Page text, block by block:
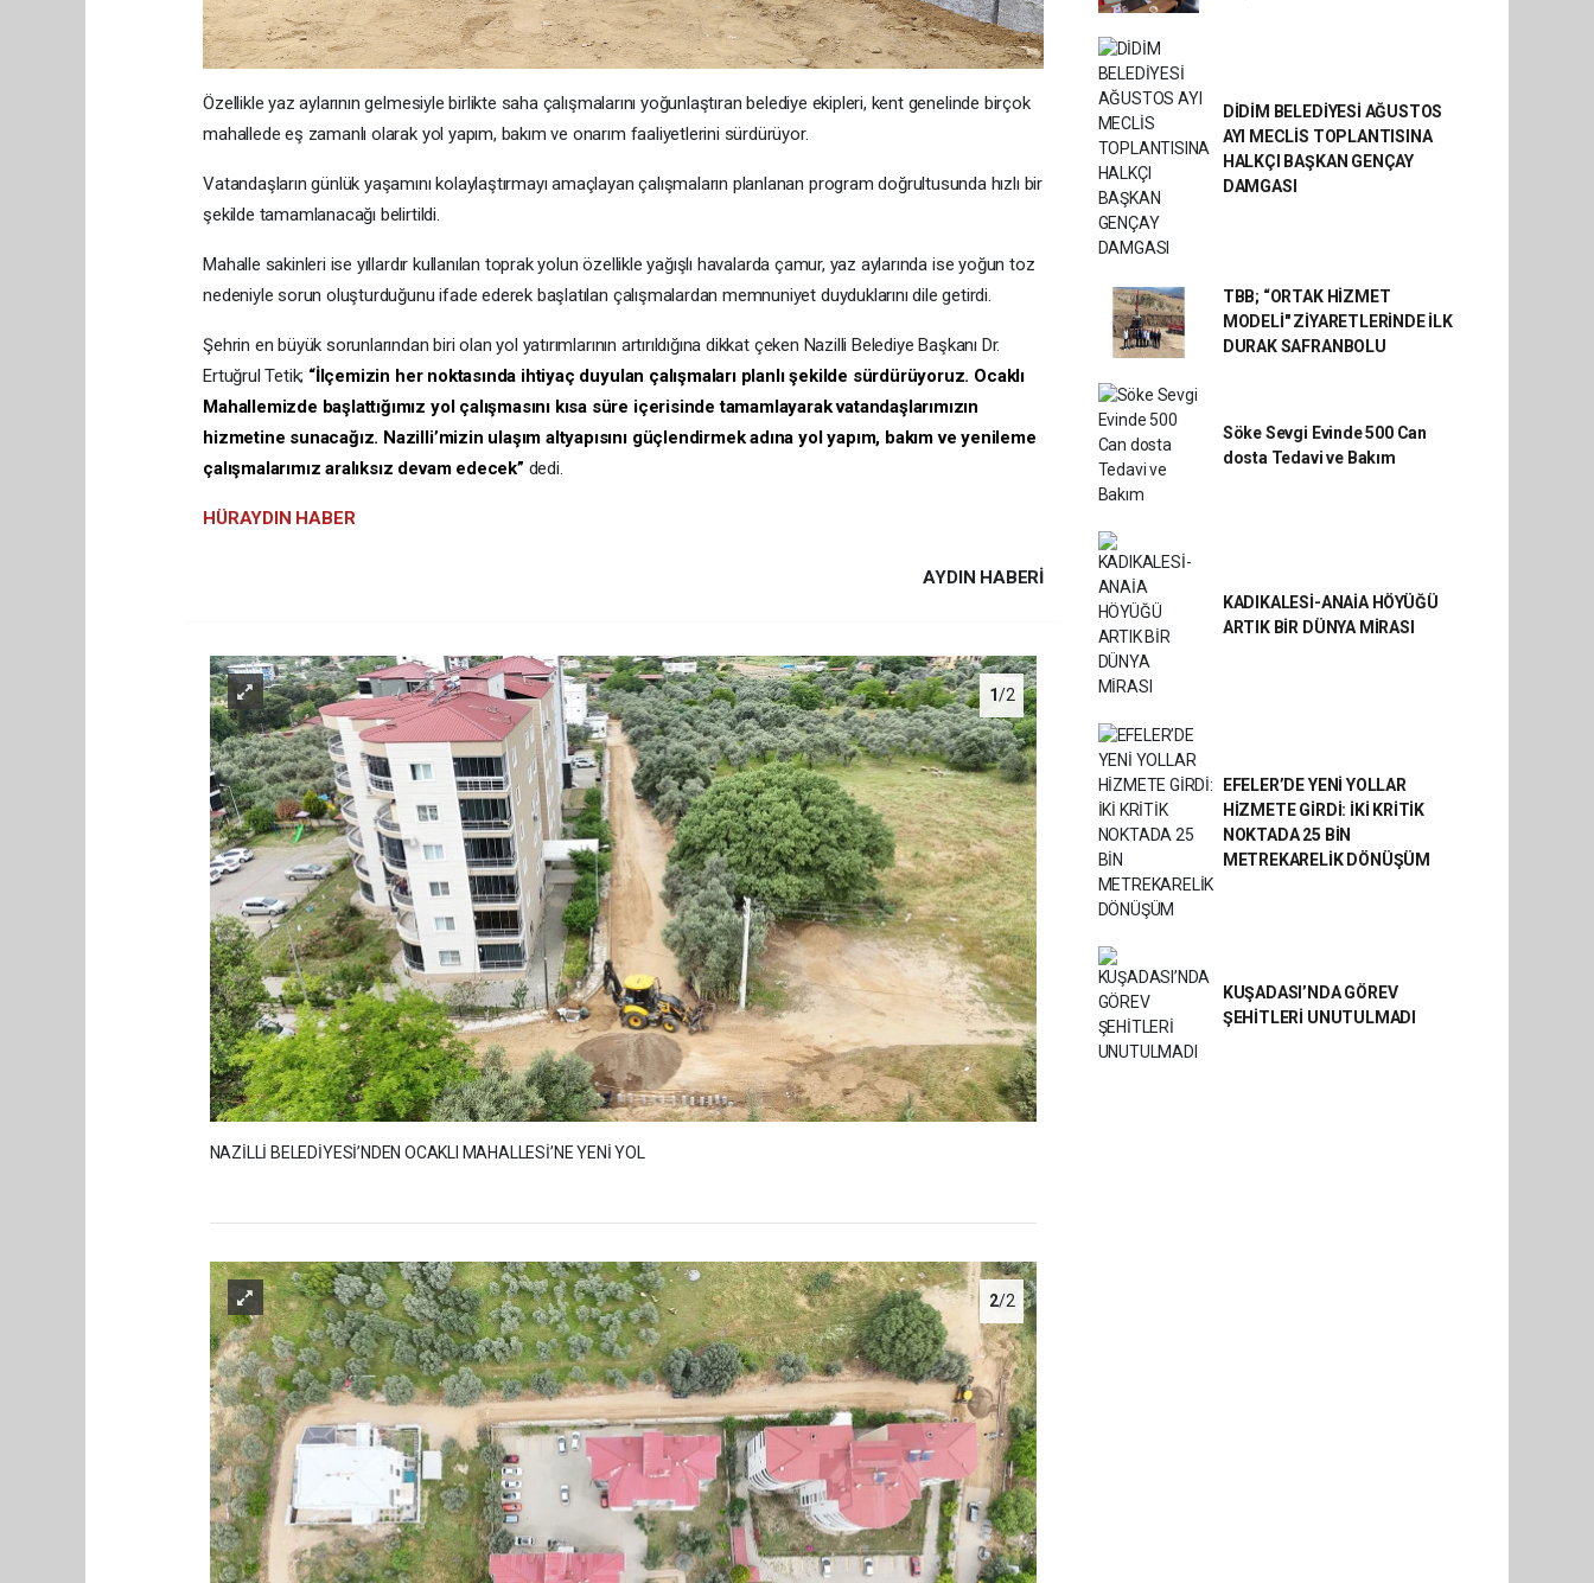
Özellikle yaz aylarının gelmesiyle birlikte saha çalışmalarını yoğunlaştıran belediye ekipleri, kent genelinde birçok
mahallede eş zamanlı olarak yol yapım, bakım ve onarım faaliyetlerini sürdürüyor.
Vatandaşların günlük yaşamını kolaylaştırmayı amaçlayan çalışmaların planlanan program doğrultusunda hızlı bir
şekilde tamamlanacağı belirtildi.
Mahalle sakinleri ise yıllardır kullanılan toprak yolun özellikle yağışlı havalarda çamur, yaz aylarında ise yoğun toz
nedeniyle sorun oluşturduğunu ifade ederek başlatılan çalışmalardan memnuniyet duyduklarını dile getirdi.
Şehrin en büyük sorunlarından biri olan yol yatırımlarının artırıldığına dikkat çeken Nazilli Belediye Başkanı Dr.
Ertuğrul Tetik; “İlçemizin her noktasında ihtiyaç duyulan çalışmaları planlı şekilde sürdürüyoruz. Ocaklı
Mahallemizde başlattığımız yol çalışmasını kısa süre içerisinde tamamlayarak vatandaşlarımızın
hizmetine sunacağız. Nazilli’mizin ulaşım altyapısını güçlendirmek adına yol yapım, bakım ve yenileme
çalışmalarımız aralıksız devam edecek” dedi.
HÜRAYDIN HABER
AYDIN HABERİ
1/2
NAZİLLİ BELEDİYESİ’NDEN OCAKLI MAHALLESİ’NE YENİ YOL
2/2
DİDİM BELEDİYESİ AĞUSTOS
AYI MECLİS TOPLANTISINA
HALKÇI BAŞKAN GENÇAY
DAMGASI
TBB; “ORTAK HİZMET
MODELİ" ZİYARETLERİNDE İLK
DURAK SAFRANBOLU
Söke Sevgi Evinde 500 Can
dosta Tedavi ve Bakım
KADIKALESİ-ANAİA HÖYÜĞÜ
ARTIK BİR DÜNYA MİRASI
EFELER’DE YENİ YOLLAR
HİZMETE GİRDİ: İKİ KRİTİK
NOKTADA 25 BİN
METREKARELİK DÖNÜŞÜM
KUŞADASI’NDA GÖREV
ŞEHİTLERİ UNUTULMADI